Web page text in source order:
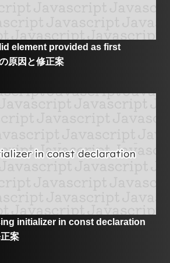
element provided as first
原因と修正案
initializer in const declaration
案